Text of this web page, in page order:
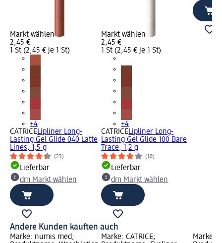
Markt wählen
2,45 €
1 St (2,45 € je 1 St)
+4
CATRICELipliner Long-
Lasting Gel Glide 040 Latte
Lines, 1,5 g
(23)
Lieferbar
dm Markt wählen
Markt wählen
2,45 €
1 St (2,45 € je 1 St)
+4
CATRICELipliner Long-
Lasting Gel Glide 100 Bare
Trace, 1,2 g
(10)
Lieferbar
dm Markt wählen
Andere Kunden kauften auch
Marke: numis med;
Marke: CATRICE;
Marke: